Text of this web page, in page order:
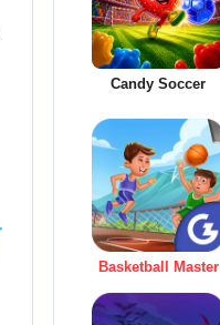
Candy Soccer
Basketball Master